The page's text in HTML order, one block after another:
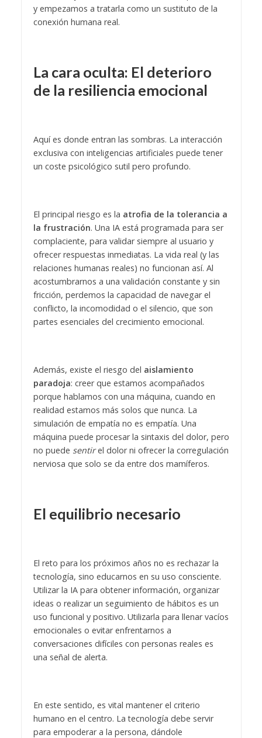
y empezamos a tratarla como un sustituto de la
conexión humana real.
La cara oculta: El deterioro
de la resiliencia emocional
Aquí es donde entran las sombras. La interacción
exclusiva con inteligencias artificiales puede tener
un coste psicológico sutil pero profundo.
El principal riesgo es la atrofia de la tolerancia a
la frustración. Una IA está programada para ser
complaciente, para validar siempre al usuario y
ofrecer respuestas inmediatas. La vida real (y las
relaciones humanas reales) no funcionan así. Al
acostumbrarnos a una validación constante y sin
fricción, perdemos la capacidad de navegar el
conflicto, la incomodidad o el silencio, que son
partes esenciales del crecimiento emocional.
Además, existe el riesgo del aislamiento
paradoja: creer que estamos acompañados
porque hablamos con una máquina, cuando en
realidad estamos más solos que nunca. La
simulación de empatía no es empatía. Una
máquina puede procesar la sintaxis del dolor, pero
no puede sentirel dolor ni ofrecer la corregulación
nerviosa que solo se da entre dos mamíferos.
El equilibrio necesario
El reto para los próximos años no es rechazar la
tecnología, sino educarnos en su uso consciente.
Utilizar la IA para obtener información, organizar
ideas o realizar un seguimiento de hábitos es un
uso funcional y positivo. Utilizarla para llenar vacíos
emocionales o evitar enfrentarnos a
conversaciones difíciles con personas reales es
una señal de alerta.
En este sentido, es vital mantener el criterio
humano en el centro. La tecnología debe servir
para empoderar a la persona, dándole